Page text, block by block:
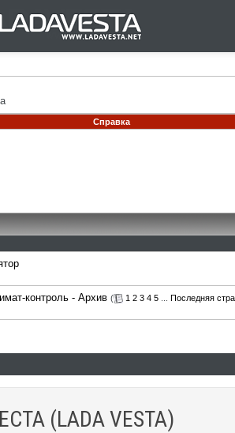
Справка
контроль - Архив ( 1 2 3 4 5 Последняя
(LADA VESTA)